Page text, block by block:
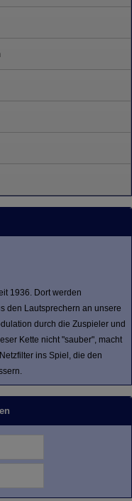
1936. Dort werden
den Lautsprechern an unsere
durch die Zuspieler und
Kette nicht "sauber", macht
ins Spiel, die den